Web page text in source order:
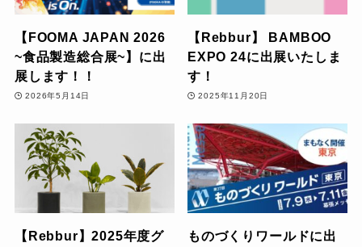
【FOOMA JAPAN 2026
~食品製造総合展~】に出
展します！！
2026年5月14日
【Rebbur】 BAMBOO
EXPO 24に出展いたしま
す！
2025年11月20日
【Rebbur】2025年度グ
ものづくりワールドに出